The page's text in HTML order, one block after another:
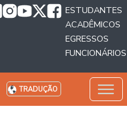
ESTUDANTES
ACADÊMICOS
EGRESSOS
FUNCIONÁRIOS
TRADUÇÃO